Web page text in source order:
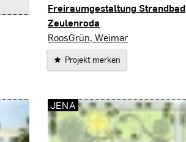
Freiraumgestaltung Strandbad
Zeulenroda
Zeulenroda-Triebes
RoosGrün, Weimar
Projekt merken
JENA